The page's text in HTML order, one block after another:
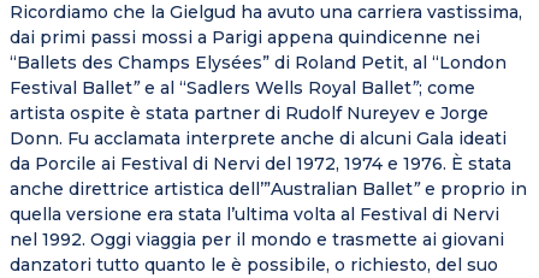
Ricordiamo che la Gielgud ha avuto una carriera vastissima,
dai primi passi mossi a Parigi appena quindicenne nei
“Ballets des Champs Elysées” di Roland Petit, al “London
Festival Ballet”e al “Sadlers Wells Royal Ballet”; come
artista ospite è stata partner di Rudolf Nureyev e Jorge
Donn. Fu acclamata interprete anche di alcuni Gala ideati
da Porcile ai Festival di Nervi del 1972, 1974 e 1976. È stata
anche direttrice artistica dell’”Australian Ballet”e proprio in
quella versione era stata l’ultima volta al Festival di Nervi
nel 1992. Oggi viaggia per il mondo e trasmette ai giovani
danzatori tutto quanto le è possibile, o richiesto, del suo